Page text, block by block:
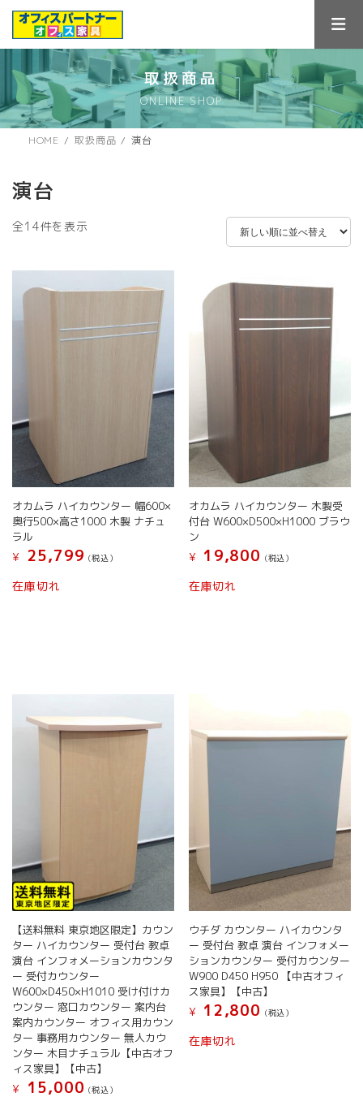
ス
キ
ン
に
取扱商品
ONLINE SHOP
HOME 取扱商品 演台
演台
全14件を表示
オカムラ ハイカウンター 幅600×
奥行500×高さ1000 木製 ナチュ
ラル
¥
25,799 (税込）
在庫切れ
オカムラ ハイカウンター 木製受
付台 W600×D500×H1000 ブラウ
ン
¥
19,800 (税込）
在庫切れ
【送料無料 東京地区限定】カウン
ター ハイカウンター 受付台 教卓
演台 インフォメーションカウンタ
ー 受付カウンター
W600×D450×H1010 受け付けカ
ウンター 窓口カウンター 案内台
案内カウンター オフィス用カウン
ター 事務用カウンター 無人カウ
ンター 木目ナチュラル【中古オフ
ィス家具】【中古】
¥
15,000 (税込）
ウチダ カウンター ハイカウンタ
ー 受付台 教卓 演台 インフォメー
ションカウンター 受付カウンター
W900 D450 H950 【中古オフィ
ス家具】【中古】
¥
12,800 (税込）
在庫切れ